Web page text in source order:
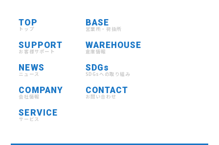
TOP
トップ
COMPANY
会社情報
WAREHOUSE
倉庫情報
SUPPORT
お客様サポート
SERVICE
サービス
SDGs
SDGsへの取り組み
NEWS
ニュース
BASE
営業所・荷扱所
CONTACT
お問い合わせ